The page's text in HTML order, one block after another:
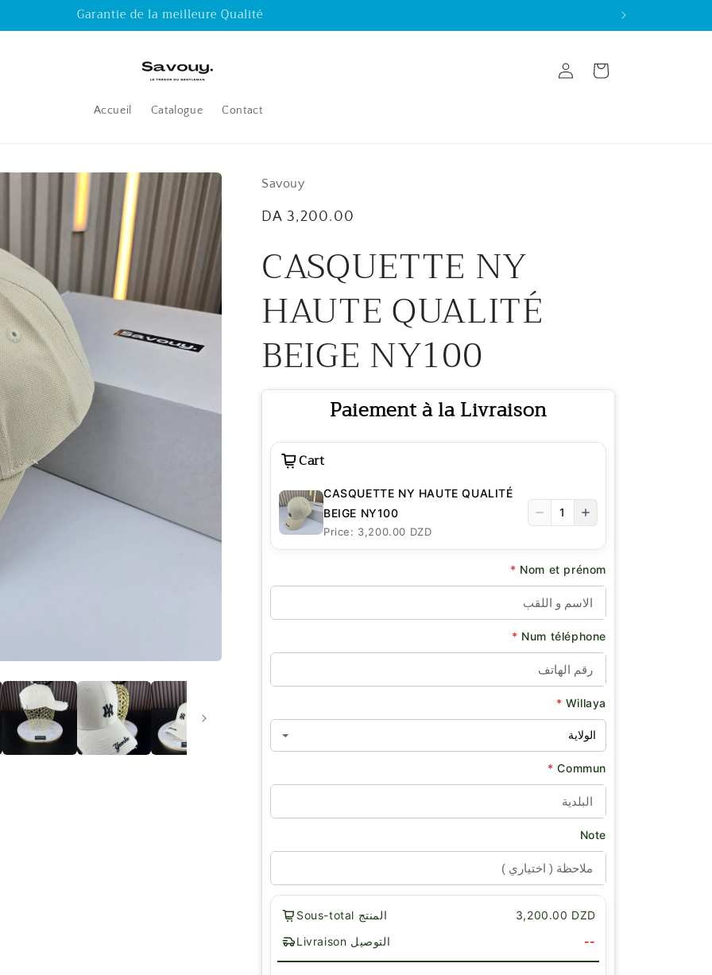
0770 67 61 93
Accueil Catalogue Contact
in
Cart
Savouy
Regular
DA 3,200.00
CASQUETTE NY
HAUTE QUALITÉ
BEIGE NY100
Paiement à la Livraison
Cart
CASQUETTE NY HAUTE QUALITÉ
BEIGE NY100
Price: 3,200.00 DZD
1
Nom et prénom
*
Num téléphone
*
Willaya
*
Commun
*
Note
Sous-total المنتج
3,200.00 DZD
Livraison التوصيل
--